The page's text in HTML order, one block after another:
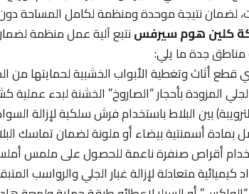
لضمان نتيجة موحدة ومنظمة لكامل المساحة
كلين هوم سيرفسنتبع آلية عمل منظمة
جدة ما يلي:
قطع أثاث وتغطية الأبواب الخشبية لحمايتها من
المزودة بأحجار “الصاروخ” الخشنة لبدء
بين البلاط باستخدام فرش سلكية لإزالة
بمادة أسمنتية بيضاء أو ملونة لضمان تماسك
أقراص صنفرة ناعمة للحصول على ملمس
متعادلة لإزالة غبار الجلي والرواسب